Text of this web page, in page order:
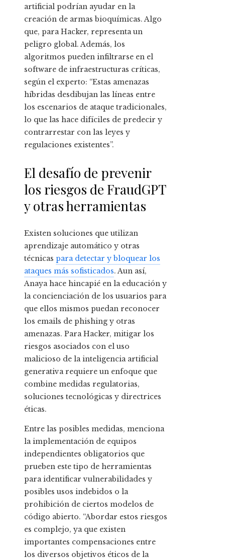
artificial podrían ayudar en la
creación de armas bioquímicas. Algo
que, para Hacker, representa un
peligro global. Además, los
algoritmos pueden infiltrarse en el
software de infraestructuras críticas,
según el experto: “Estas amenazas
híbridas desdibujan las líneas entre
los escenarios de ataque tradicionales,
lo que las hace difíciles de predecir y
contrarrestar con las leyes y
regulaciones existentes”.
El desafío de prevenir
los riesgos de FraudGPT
y otras herramientas
Existen soluciones que utilizan
aprendizaje automático y otras
técnicas para detectar y bloquear los
ataques más sofisticados. Aun así,
Anaya hace hincapié en la educación y
la concienciación de los usuarios para
que ellos mismos puedan reconocer
los emails de phishing y otras
amenazas. Para Hacker, mitigar los
riesgos asociados con el uso
malicioso de la inteligencia artificial
generativa requiere un enfoque que
combine medidas regulatorias,
soluciones tecnológicas y directrices
éticas.
Entre las posibles medidas, menciona
la implementación de equipos
independientes obligatorios que
prueben este tipo de herramientas
para identificar vulnerabilidades y
posibles usos indebidos o la
prohibición de ciertos modelos de
código abierto. “Abordar estos riesgos
es complejo, ya que existen
importantes compensaciones entre
los diversos objetivos éticos de la